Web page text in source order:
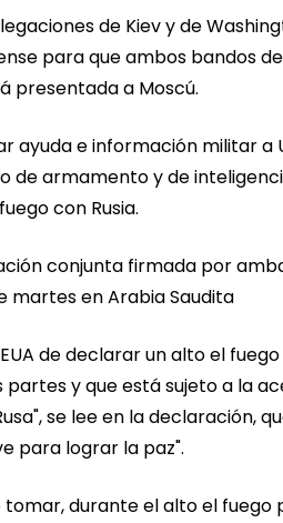
de Kiev y de
para que ambos bandos
presentada a Moscú.
ayuda e información militar a
de armamento y de
con Rusia.
conjunta firmada por
martes en Arabia Saudita
de declarar un alto el
y que está sujeto a la
se lee en la declaración,
para lograr la paz".
durante el alto el fuego